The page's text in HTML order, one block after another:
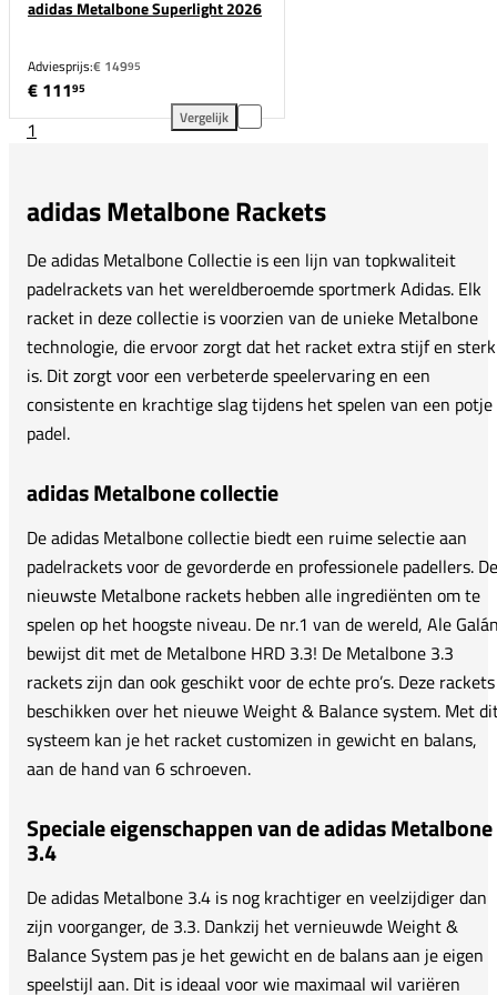
adidas Metalbone Superlight 2026
Adviesprijs:€ 14995
€ 11195
Vergelijk
adidas Metalbone Superlight 2026 toevoegen aan
1
adidas Metalbone Rackets
De adidas Metalbone Collectie is een lijn van topkwaliteit
padelrackets van het wereldberoemde sportmerk Adidas. Elk
racket in deze collectie is voorzien van de unieke Metalbone
technologie, die ervoor zorgt dat het racket extra stijf en sterk
is. Dit zorgt voor een verbeterde speelervaring en een
consistente en krachtige slag tijdens het spelen van een potje
padel.
adidas Metalbone collectie
De adidas Metalbone collectie biedt een ruime selectie aan
padelrackets voor de gevorderde en professionele padellers. De
nieuwste Metalbone rackets hebben alle ingrediënten om te
spelen op het hoogste niveau. De nr.1 van de wereld, Ale
bewijst dit met de Metalbone HRD 3.3! De Metalbone 3.3
rackets zijn dan ook geschikt voor de echte pro’s. Deze rackets
beschikken over het nieuwe Weight & Balance system. Met
systeem kan je het racket customizen in gewicht en balans,
aan de hand van 6 schroeven.
Speciale eigenschappen van de adidas Metalbone
3.4
De adidas Metalbone 3.4 is nog krachtiger en veelzijdiger dan
zijn voorganger, de 3.3. Dankzij het vernieuwde Weight &
Balance System pas je het gewicht en de balans aan je eigen
speelstijl aan. Dit is ideaal voor wie maximaal wil variëren